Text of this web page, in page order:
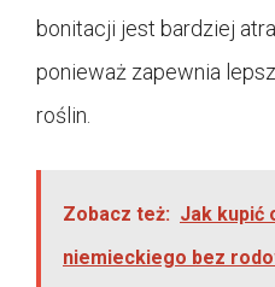
bonitacji jest bardziej
ponieważ zapewnia
roślin.
Zobacz też: Jak kupić
niemieckiego bez